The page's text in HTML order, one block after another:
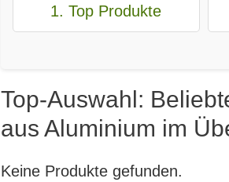
1. Top Produkte
Top-Auswahl:
aus Aluminium im
Keine Produkte gefunden.